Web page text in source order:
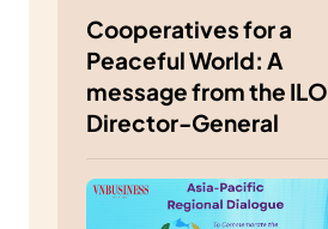
Cooperatives for a
Peaceful World: A
message from the ILO
Director-General